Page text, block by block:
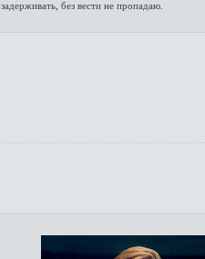
задерживать, без вести не пропадаю.